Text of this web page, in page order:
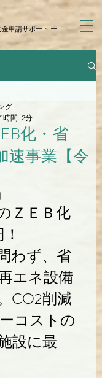
申請サポート ー
化・省
速事業【令
グ
時間: 2分
ＺＥＢ化
わず、省
エネ設備
CO2削減
コストの
設に最